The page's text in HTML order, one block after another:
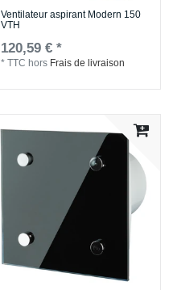
Ventilateur aspirant Modern 150
VTH
120,59 € *
*TTC hors Frais de livraison